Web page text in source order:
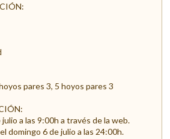
pares 3, 5 hoyos pares 3
a las 9:00h a través de la web.
domingo 6 de julio a las 24:00h.